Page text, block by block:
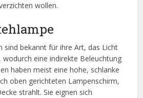
wollen.
sind bekannt für ihre Art, das Licht
eine indirekte Beleuchtung
haben meist eine hohe, schlanke
oben gerichteten Lampenschirm,
strahlt. Sie eignen sich